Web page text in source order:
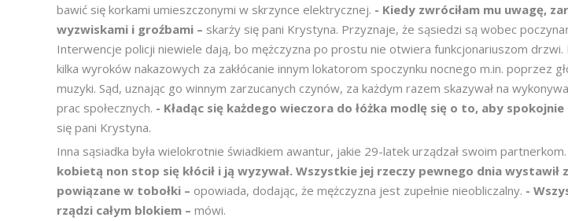
bawić się korkami umieszczonymi w skrzynce elektrycznej. - Kiedy zwróciłam mu uwagę,
wyzwiskami i groźbami – skarży się pani Krystyna. Przyznaje, że sąsiedzi są wobec
Interwencje policji niewiele dają, bo mężczyzna po prostu nie otwiera funkcjonariuszom drzwi.
kilka wyroków nakazowych za zakłócanie innym lokatorom spoczynku nocnego m.in. poprzez
muzyki. Sąd, uznając go winnym zarzucanych czynów, za każdym razem skazywał na
prac społecznych. - Kładąc się każdego wieczora do łóżka modlę się o to, aby spokojnie
się pani Krystyna.
Inna sąsiadka była wielokrotnie świadkiem awantur, jakie 29-latek urządzał swoim partnerkom.
kobietą non stop się kłócił i ją wyzywał. Wszystkie jej rzeczy pewnego dnia wystawił
powiązane w tobołki – opowiada, dodając, że mężczyzna jest zupełnie nieobliczalny. -
rządzi całym blokiem – mówi.